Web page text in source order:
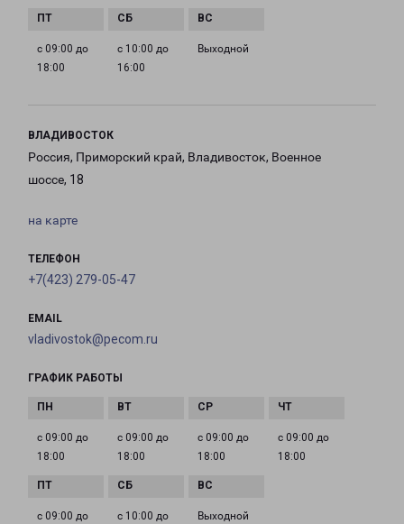
с 09:00 до
18:00
с 10:00 до
16:00
Выходной
ВЛАДИВОСТОК
Россия, Приморский край, Владивосток, Военное
шоссе, 18
на карте
ТЕЛЕФОН
+7(423) 279-05-47
EMAIL
vladivostok@pecom.ru
ГРАФИК РАБОТЫ
с 09:00 до
18:00
с 09:00 до
18:00
с 09:00 до
18:00
с 09:00 до
18:00
с 09:00 до
с 10:00 до
Выходной